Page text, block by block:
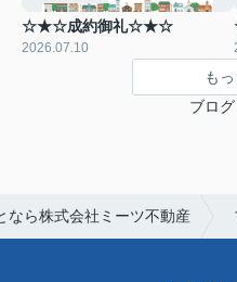
☆★☆成約御礼☆★☆
2026.07.10
も
ブロ
なら株式会社ミーツ不動産